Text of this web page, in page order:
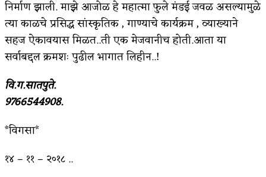
निर्माण झाली. माझे आजोळ हे महात्मा फुले मंडई जवळ असल्यामुळे
त्या काळचे प्रसिद्ध सांस्कृतिक , गाण्याचे कार्यक्रम , व्याख्याने
सहज ऐकावयास मिळत..ती एक मेजवानीच होती.आता या
सर्वाबद्दल क्रमशः पुढील भागात लिहीन..!
वि.ग.सातपुते.
9766544908.
*विगसा*
१४ – ११ – २०१८ ..